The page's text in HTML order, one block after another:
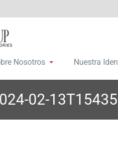
Nosotros Nuestra
02-